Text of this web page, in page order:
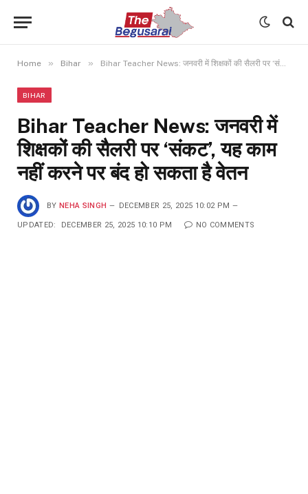
Home » Bihar » Bihar Teacher News: जनवरी में शिक्षकों की सैलरी पर ‘संकट’, यह काम नहीं करने पर बंद हो सकता है वेतन
BIHAR
Bihar Teacher News: जनवरी में
शिक्षकों की सैलरी पर ‘संकट’, यह काम
नहीं करने पर बंद हो सकता है वेतन
BY NEHA SINGH DECEMBER 25, 2025 10:02 PM
UPDATED: DECEMBER 25, 2025 10:10 PM NO COMMENTS